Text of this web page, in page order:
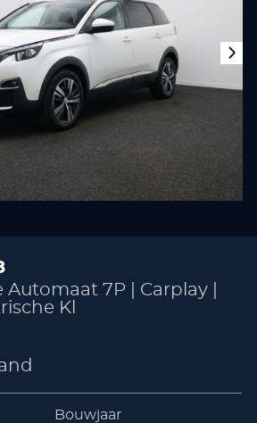
Automaat 7P | Carplay |
Kl
Bouwjaar